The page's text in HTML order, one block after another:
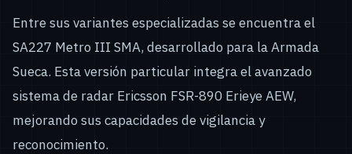
Entre sus variantes especializadas se encuentra el
SA227 Metro III SMA, desarrollado para la Armada
Sueca. Esta versión particular integra el avanzado
sistema de radar Ericsson FSR-890 Erieye AEW,
mejorando sus capacidades de vigilancia y
reconocimiento.